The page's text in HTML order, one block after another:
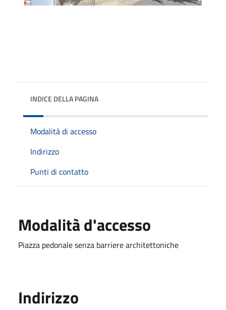
INDICE DELLA PAGINA
Modalità di accesso
Indirizzo
Punti di contatto
Modalità d'accesso
Piazza pedonale senza barriere architettoniche
Indirizzo